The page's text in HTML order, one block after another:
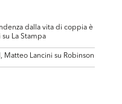
dalla vita di coppia è
La Stampa
Matteo Lancini su Robinson